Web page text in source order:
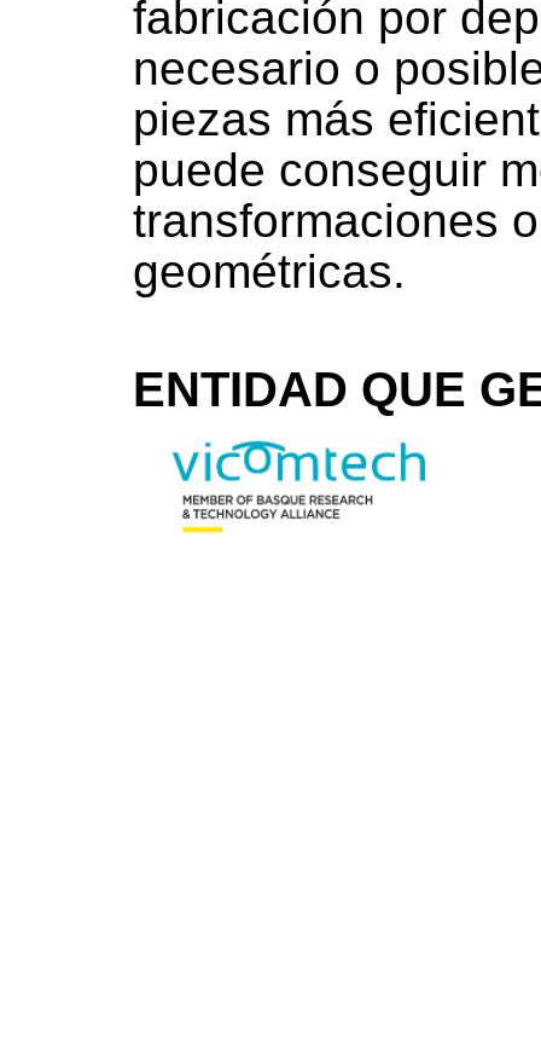
fabricación por
necesario o
piezas más
puede conseguir
transformaciones
geométricas.
ENTIDAD QUE